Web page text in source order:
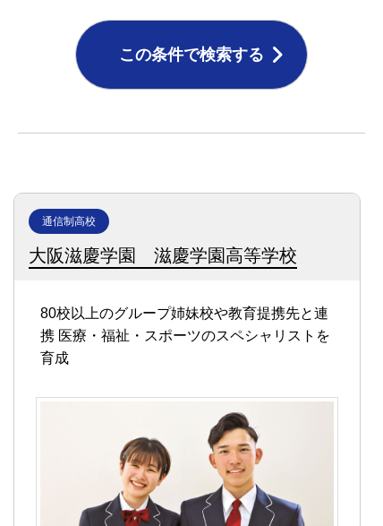
この条件で検索する
通信制高校
大阪滋慶学園 滋慶学園高等学校
80校以上のグループ姉妹校や教育提携先と連
携 医療・福祉・スポーツのスペシャリストを
育成